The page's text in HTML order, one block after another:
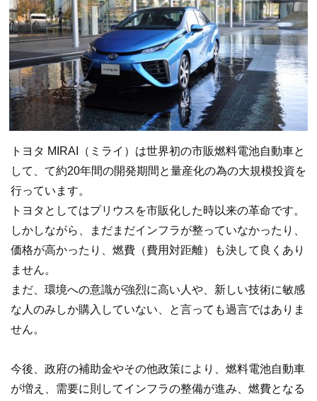
トヨタ MIRAI（ミライ）は世界初の市販燃料電池自動車と
して、て約20年間の開発期間と量産化の為の大規模投資を
行っています。
トヨタとしてはプリウスを市販化した時以来の革命です。
しかしながら、まだまだインフラが整っていなかったり、
価格が高かったり、燃費（費用対距離）も決して良くあり
ません。
まだ、環境への意識が強烈に高い人や、新しい技術に敏感
な人のみしか購入していない、と言っても過言ではありま
せん。
今後、政府の補助金やその他政策により、燃料電池自動車
が増え、需要に則してインフラの整備が進み、燃費となる